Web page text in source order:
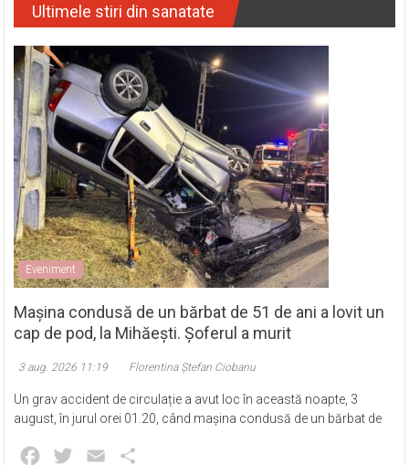
Ultimele stiri din sanatate
Eveniment
Mașina condusă de un bărbat de 51 de ani a lovit un
cap de pod, la Mihăești. Șoferul a murit
3 aug. 2026 11:19 Florentina Ștefan Ciobanu
Un grav accident de circulație a avut loc în această noapte, 3
august, în jurul orei 01.20, când mașina condusă de un bărbat de
Facebook
Twitter Email